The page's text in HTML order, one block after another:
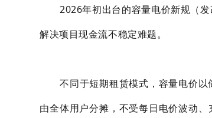
2026年初出台的容量电价新规（
解决项目现金流不稳定难题。
不同于短期租赁模式，容量电价
由全体用户分摊，不受每日电价波动